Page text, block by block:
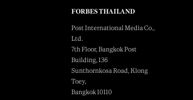
FORBES THAILAND
Post International Media Co.,
Ltd.
7th Floor, Bangkok Post
Building, 136
Sunthornkosa Road, Klong
Toey,
Bangkok 10110